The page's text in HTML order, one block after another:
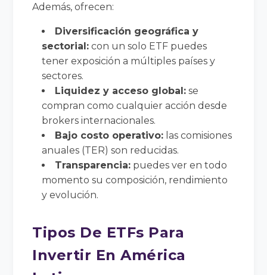
Además, ofrecen:
Diversificación geográfica y
sectorial: con un solo ETF puedes
tener exposición a múltiples países y
sectores.
Liquidez y acceso global: se
compran como cualquier acción desde
brokers internacionales.
Bajo costo operativo: las comisiones
anuales (TER) son reducidas.
Transparencia: puedes ver en todo
momento su composición, rendimiento
y evolución.
Tipos De ETFs Para
Invertir En América